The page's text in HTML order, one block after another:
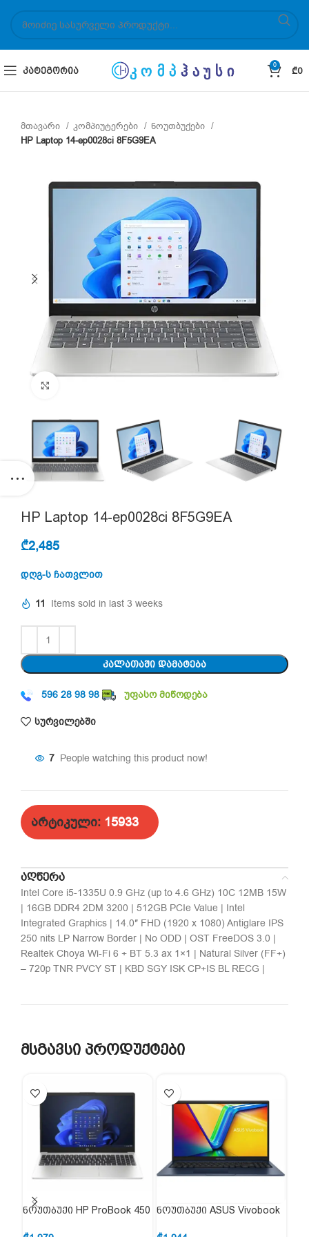
ᲙᲐᲢᲔᲒᲝᲠᲘᲐ
0
₾0
მთავარი კომპიუტერები
ნოუთბუქები
HP Laptop 14-ep0028ci 8F5G9EA
HP Laptop 14-ep0028ci 8F5G9EA
₾2,485
დღგ-ს ჩათვლით
11 Items sold in last 3 weeks
ᲙᲐᲚᲐᲗᲐᲨᲘ ᲓᲐᲛᲐᲢᲔᲑᲐ
596 28 98 98 უფასო მიწოდება
სურვილებში
7 People watching this product now!
არტიკული: 15933
ᲐᲦᲬᲔᲠᲐ
Intel Core i5-1335U 0.9 GHz (up to 4.6 GHz) 10C 12MB 15W
| 16GB DDR4 2DM 3200 | 512GB PCIe Value | Intel
Integrated Graphics | 14.0″ FHD (1920 x 1080) Antiglare IPS
250 nits LP Narrow Border | No ODD | OST FreeDOS 3.0 |
Realtek Choya Wi-Fi 6 + BT 5.3 ax 1×1 | Natural Silver (FF+)
– 720p TNR PVCY ST | KBD SGY ISK CP+IS BL RECG |
მსგავსი პროდუქტები
ნოუთბუქი HP ProBook 450
ნოუთბუქი ASUS Vivobook